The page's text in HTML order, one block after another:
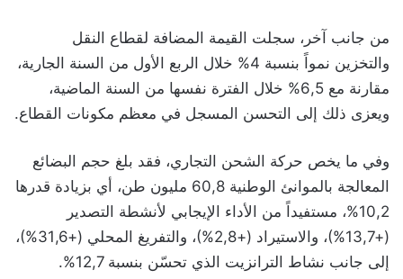
من جانب آخر، سجلت القيمة المضافة لقطاع النقل
والتخزين نمواً بنسبة 4% خلال الربع الأول من السنة الجارية،
مقارنة مع 6,5% خلال الفترة نفسها من السنة الماضية،
ويعزى ذلك إلى التحسن المسجل في معظم مكونات القطاع.
وفي ما يخص حركة الشحن التجاري، فقد بلغ حجم البضائع
المعالجة بالموانئ الوطنية 60,8 مليون طن، أي بزيادة قدرها
10,2%، مستفيداً من الأداء الإيجابي لأنشطة التصدير
(+13,7%)، والاستيراد (+2,8%)، والتفريغ المحلي (+31,6%)،
إلى جانب نشاط الترانزيت الذي تحسّن بنسبة 12,7%.